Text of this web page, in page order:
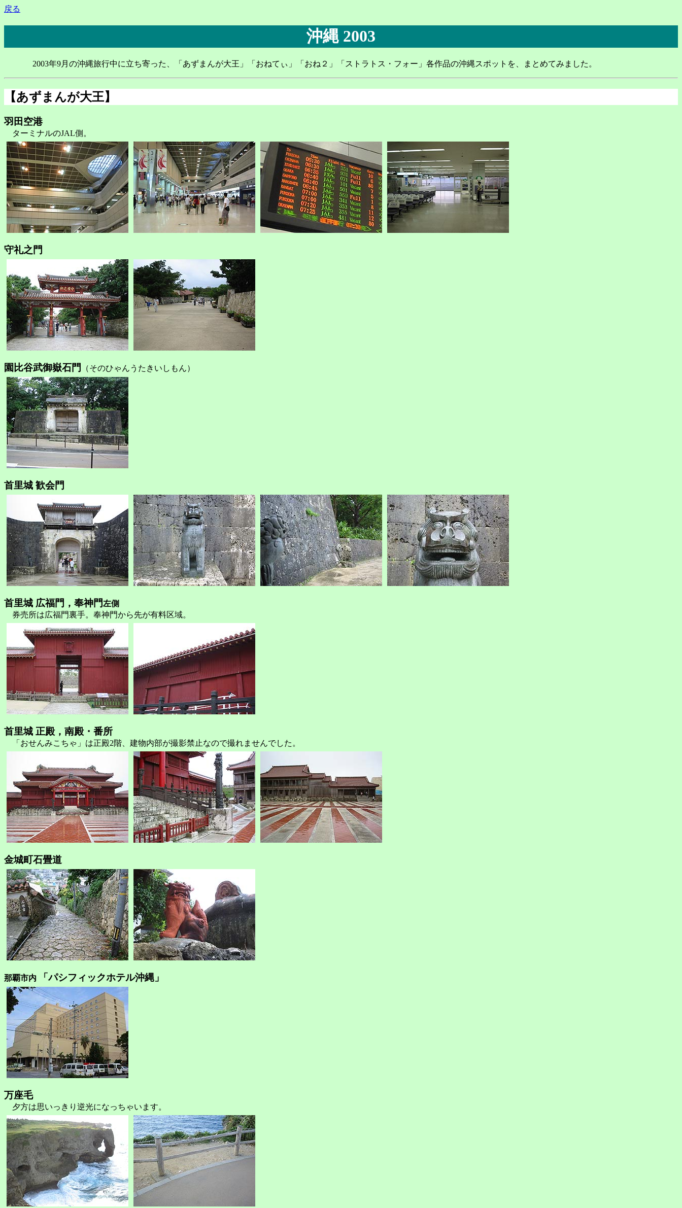
戻る
沖縄 2003
2003年9月の沖縄旅行中に立ち寄った、「あずまんが大王」「おねてぃ」「おね２」「ストラトス・フォー」各作品の沖縄スポットを、まとめてみました。
【あずまんが大王】
羽田空港
ターミナルのJAL側。
守礼之門
園比谷武御嶽石門 （そのひゃんうたきいしもん）
首里城 歓会門
首里城 広福門，奉神門左側
券売所は広福門裏手。奉神門から先が有料区域。
首里城 正殿，南殿・番所
「おせんみこちゃ」は正殿2階、建物内部が撮影禁止なので撮れませんでした。
金城町石畳道
那覇市内 「パシフィックホテル沖縄」
万座毛
夕方は思いっきり逆光になっちゃいます。